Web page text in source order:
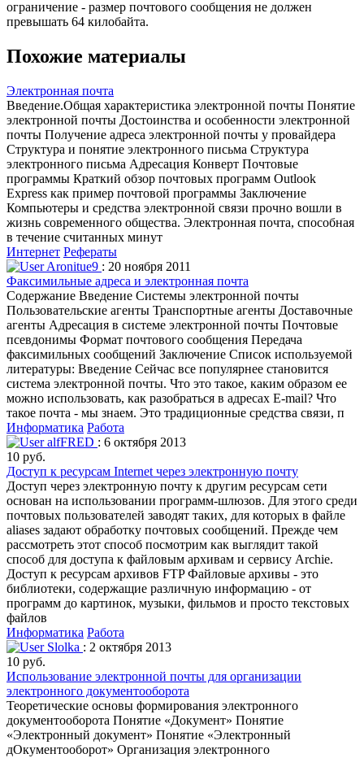
ограничение - размер почтового сообщения не должен
превышать 64 килобайта.
Похожие материалы
Электронная почта
Введение.Общая характеристика электронной почты Понятие
электронной почты Достоинства и особенности электронной
почты Получение адреса электронной почты у провайдера
Структура и понятие электронного письма Структура
электронного письма Адресация Конверт Почтовые
программы Краткий обзор почтовых программ Outlook
Express как пример почтовой программы Заключение
Компьютеры и средства электронной связи прочно вошли в
жизнь современного общества. Электронная почта, способная
в течение считанных минут
Интернет Рефераты
Aronitue9 : 20 ноября 2011
Факсимильные адреса и электронная почта
Содержание Введение Системы электронной почты
Пользовательские агенты Транспортные агенты Доставочные
агенты Адресация в системе электронной почты Почтовые
псевдонимы Формат почтового сообщения Передача
факсимильных сообщений Заключение Список используемой
литературы: Введение Сейчас все популярнее становится
система электронной почты. Что это такое, каким образом ее
можно использовать, как разобраться в адресах E-mail? Что
такое почта - мы знаем. Это традиционные средства связи, п
Информатика Работа
alfFRED : 6 октября 2013
10 руб.
Доступ к ресурсам Internet через электронную почту
Доступ через электронную почту к другим ресурсам сети
основан на использовании программ-шлюзов. Для этого среди
почтовых пользователей заводят таких, для которых в файле
aliases задают обработку почтовых сообщений. Прежде чем
рассмотреть этот способ посмотрим как выглядит такой
способ для доступа к файловым архивам и сервису Archie.
Доступ к ресурсам архивов FTP Файловые архивы - это
библиотеки, содержащие различную информацию - от
программ до картинок, музыки, фильмов и просто текстовых
файлов
Информатика Работа
Slolka : 2 октября 2013
10 руб.
Использование электронной почты для организации
электронного документооборота
Теоретические основы формирования электронного
документооборота Понятие «Документ» Понятие
«Электронный документ» Понятие «Электронный
дОкументооборот» Организация электронного